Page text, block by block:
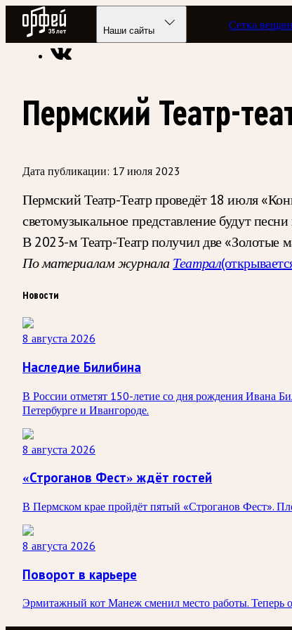
Радио Орфей
Наши сайты Сетка
Радио классической музыки «Орфей» Новости
Пермский Театр-
Дата публикации: 17 июля 2023
Пермский Театр-Театр проведёт 18 июля
светомузыкальное представление будут
В 2023-м Театр-Театр получил две «Золотые
По материалам журнала Театрал
Новости
8 августа 2026
Наследие Билибина
В России отметят 150-летие со дня рождения Ивана
Петербурге и Ивангороде.
8 августа 2026
«Строганов Фест» ждёт гостей
В Пермском крае пройдёт пятый «Строганов Фест».
8 августа 2026
Поворот в карьере
Эрмитажный кот Манеж сменил место работы. Теперь